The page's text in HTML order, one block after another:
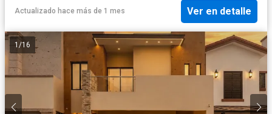
Actualizado hace más de 1 mes Ver en detalle
1 /16